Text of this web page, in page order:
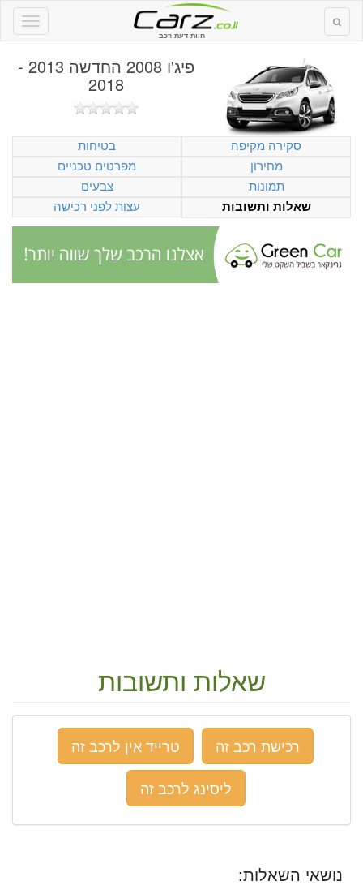
חוות דעת רכב
פיג'ו 2008 החדשה 2013 -
2018
סקירה מקיפה
בטיחות
מחירון
מפרטים טכניים
תמונות
צבעים
שאלות ותשובות
עצות לפני רכישה
שאלות ותשובות
רכישת רכב זה
טרייד אין לרכב זה
ליסינג לרכב זה
נושאי השאלות: